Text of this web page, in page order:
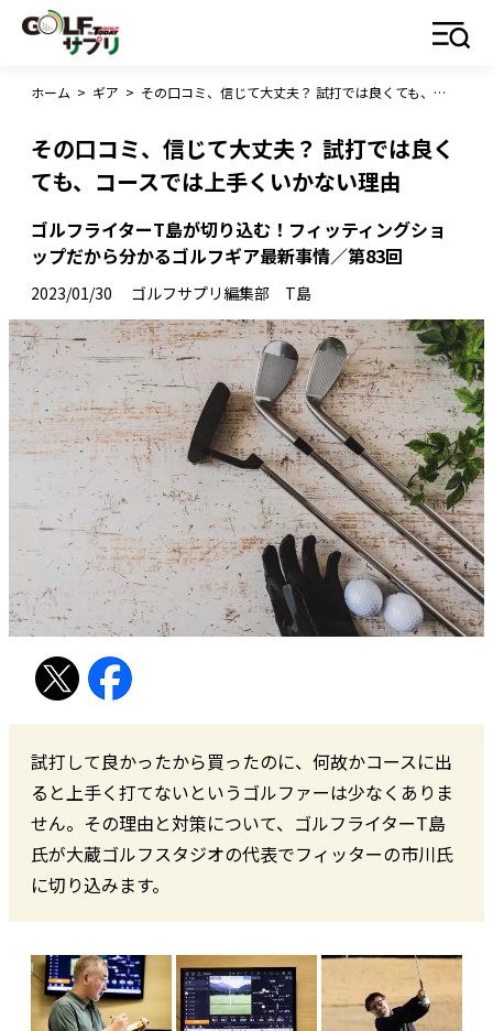
ホーム > ギア > その口コミ、信じて大丈夫？ 試打では良くても、コースでは上手くいかない理由
その口コミ、信じて大丈夫？ 試打では良く
ても、コースでは上手くいかない理由
ゴルフライターT島が切り込む！フィッティングショ
ップだから分かるゴルフギア最新事情／第83回
2023/01/30 ゴルフサプリ編集部 T島
試打して良かったから買ったのに、何故かコースに出
ると上手く打てないというゴルファーは少なくありま
せん。その理由と対策について、ゴルフライターT島
氏が大蔵ゴルフスタジオの代表でフィッターの市川氏
に切り込みます。